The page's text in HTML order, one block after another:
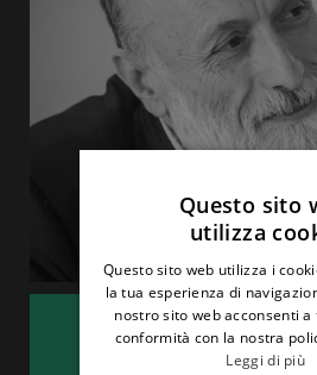
Questo sito
utilizza
Questo sito web utilizza i
la tua esperienza di
nostro sito web acconsenti
conformità con la nostra
Leggi di più